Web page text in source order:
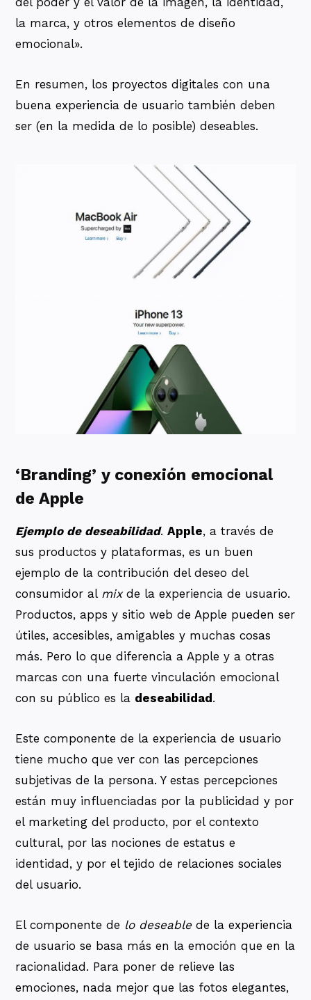
la marca, y otros elementos de diseño
emocional».
En resumen, los proyectos digitales con una
buena experiencia de usuario también deben
ser (en la medida de lo posible) deseables.
‘Branding’ y conexión emocional
de Apple
Ejemplo de deseabilidad. Apple, a través de
sus productos y plataformas, es un buen
ejemplo de la contribución del deseo del
consumidor al mixde la experiencia de usuario.
Productos, apps y sitio web de Apple pueden ser
útiles, accesibles, amigables y muchas cosas
más. Pero lo que diferencia a Apple y a otras
marcas con una fuerte vinculación emocional
con su público es la deseabilidad.
Este componente de la experiencia de usuario
tiene mucho que ver con las percepciones
subjetivas de la persona. Y estas percepciones
están muy influenciadas por la publicidad y por
el marketing del producto, por el contexto
cultural, por las nociones de estatus e
identidad, y por el tejido de relaciones sociales
del usuario.
El componente de lo deseablede la experiencia
de usuario se basa más en la emoción que en la
racionalidad. Para poner de relieve las
emociones, nada mejor que las fotos elegantes,